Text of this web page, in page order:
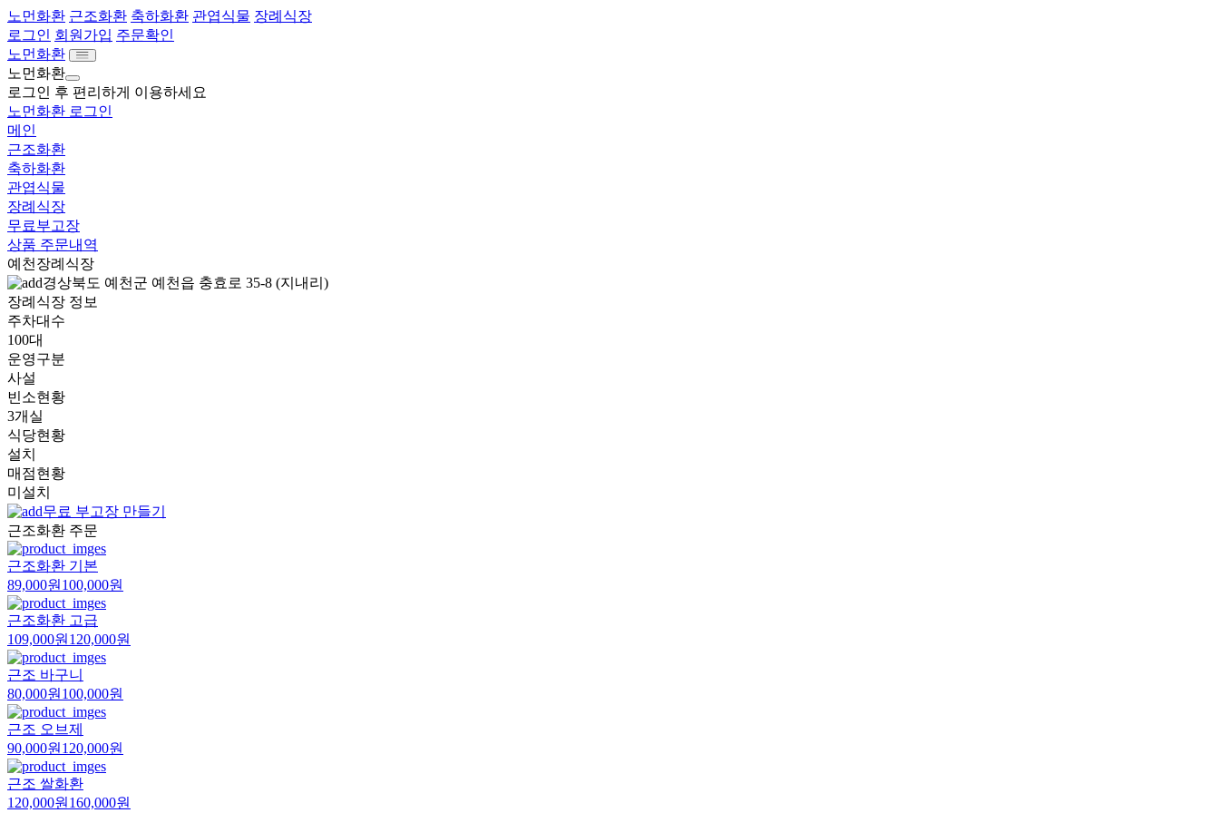
노먼화환 근조화환 축하화환 관엽식물 장례식장
로그인 회원가입 주문확인
노먼화환
노먼화환
로그인 후 편리하게 이용하세요
노먼화환 로그인
메인
근조화환
축하화환
관엽식물
장례식장
무료부고장
상품 주문내역
예천장례식장
경상북도 예천군 예천읍 충효로 35-8 (지내리)
장례식장 정보
주차대수
100대
운영구분
사설
빈소현황
3개실
식당현황
설치
매점현황
미설치
무료 부고장 만들기
근조화환 주문
근조화환 기본
89,000원 100,000원
근조화환 고급
109,000원 120,000원
근조 바구니
80,000원 100,000원
근조 오브제
90,000원 120,000원
근조 쌀화환
120,000원 160,000원